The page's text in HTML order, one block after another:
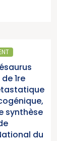
SANTÉ PUBLIQUE
Parution du
2025 « Une
pour la lutte
cancers »
du Cancer)
15/07/2026